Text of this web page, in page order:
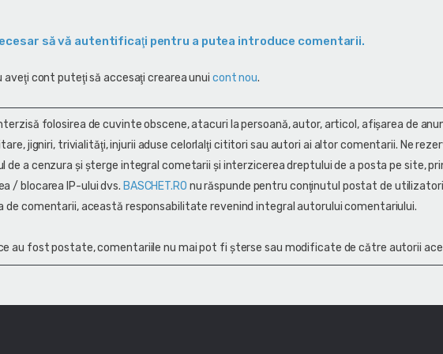
să vă autentificaţi pentru a putea introduce comentarii.
aveţi cont puteţi să accesaţi crearea unui cont nou.
folosirea de cuvinte obscene, atacuri la persoană, autor, articol, afişarea de
jigniri, trivialităţi, injurii aduse celorlalţi cititori sau autori ai altor comentarii. Ne
de a cenzura și şterge integral cometarii și interzicerea dreptului de a posta pe site,
/ blocarea IP-ului dvs. BASCHET.RO nu răspunde pentru conţinutul postat de
de comentarii, această responsabilitate revenind integral autorului comentariului.
au fost postate, comentariile nu mai pot fi șterse sau modificate de către autorii